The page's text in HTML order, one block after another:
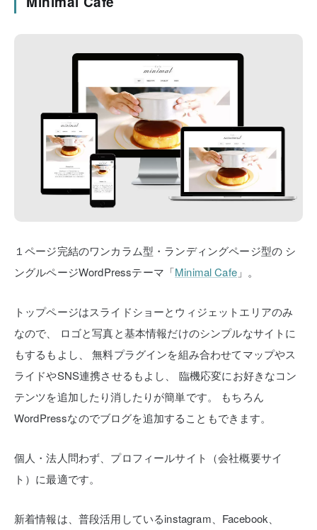
１ページ完結のワンカラム型・ランディングページ型の シ
ングルページWordPressテーマ「Minimal Cafe」。
トップページはスライドショーとウィジェットエリアのみ
なので、
ロゴと写真と基本情報だけのシンプルなサイトに
もするもよし、
無料プラグインを組み合わせてマップやス
ライドやSNS連携させるもよし、
臨機応変にお好きなコン
テンツを追加したり消したりが簡単です。
もちろん
WordPressなのでブログを追加することもできます。
個人・法人問わず、プロフィールサイト（会社概要サイ
ト）に最適です。
新着情報は、普段活用しているinstagram、Facebook、